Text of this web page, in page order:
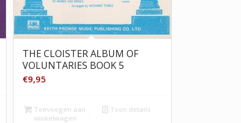
THE CLOISTER ALBUM OF
VOLUNTARIES BOOK 5
€9,95
Toevoegen aan
winkelwagen
Toon details